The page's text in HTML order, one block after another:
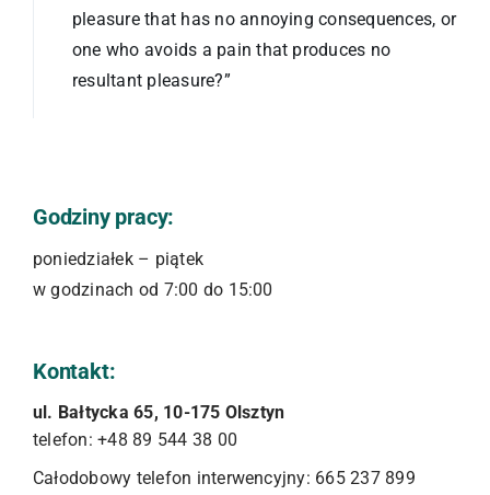
pleasure that has no annoying consequences, or
one who avoids a pain that produces no
resultant pleasure?”
Godziny pracy:
poniedziałek – piątek
w godzinach od 7:00 do 15:00
Kontakt:
ul. Bałtycka 65, 10-175 Olsztyn
telefon: +48 89 544 38 00
Całodobowy telefon interwencyjny: 665 237 899